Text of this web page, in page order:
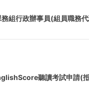
組行政辦事員(組員職務
聽讀考試申請(